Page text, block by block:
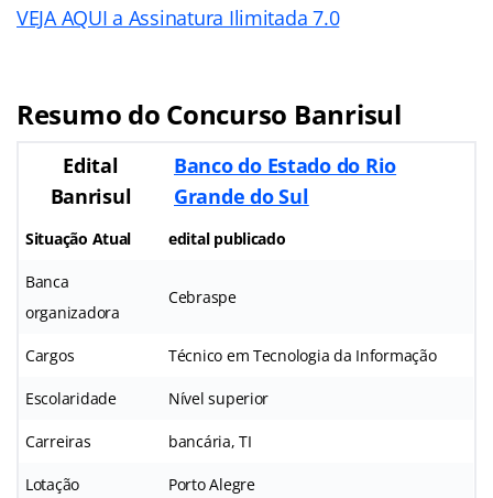
VEJA AQUI a Assinatura Ilimitada 7.0
Resumo do Concurso Banrisul
Edital
Banrisul
Banco do Estado do Rio
Grande do Sul
Situação Atual edital publicado
Banca
organizadora
Cebraspe
Cargos Técnico em Tecnologia da Informação
Escolaridade Nível superior
Carreiras bancária, TI
Lotação Porto Alegre